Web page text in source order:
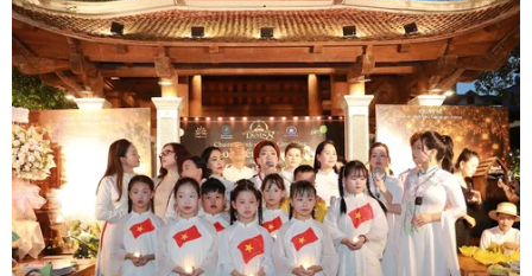
Đại sứ Việt Nam tại Ấn Độ Nguyễn Thanh Hải phát biểu khai
mạc hội thảo trực tuyến với chủ đề "Cơ hội hợp tác đầu tư, kinh
doanh giữa bang Andhra Pradesh và Việt Nam". (Ảnh: Ngọc
Thúy/TTXVN)
Tiếp tục chương trình tăng cường thông tin thị